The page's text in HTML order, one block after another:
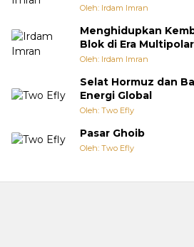
Oleh: Irdam Imran
Menghidupkan
Blok di Era Multipolar
Oleh: Irdam Imran
Selat Hormuz dan
Energi Global
Oleh: Two Efly
Pasar Ghoib
Oleh: Two Efly